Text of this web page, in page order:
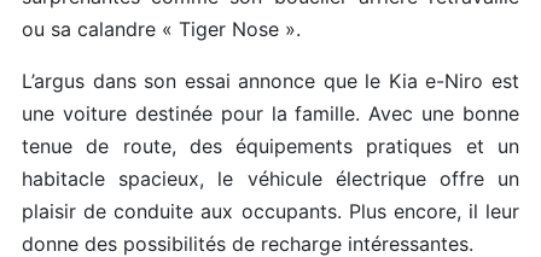
ou sa calandre « Tiger Nose ».
L’argus dans son essai annonce que le Kia e-Niro est
une voiture destinée pour la famille. Avec une bonne
tenue de route, des équipements pratiques et un
habitacle spacieux, le véhicule électrique offre un
plaisir de conduite aux occupants. Plus encore, il leur
donne des possibilités de recharge intéressantes.